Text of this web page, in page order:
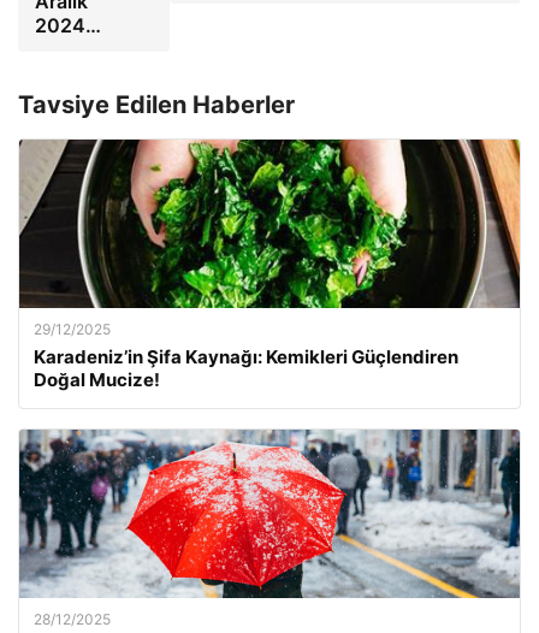
2024…
Tavsiye Edilen Haberler
29/12/2025
Karadeniz’in Şifa Kaynağı: Kemikleri Güçlendiren
Doğal Mucize!
28/12/2025